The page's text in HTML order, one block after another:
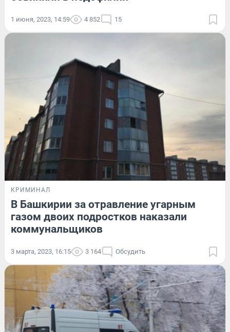
1 июня, 2023, 14:59 4 852 15
КРИМИНАЛ
В Башкирии за отравление угарным
газом двоих подростков наказали
коммунальщиков
3 марта, 2023, 16:15 3 164 Обсудить